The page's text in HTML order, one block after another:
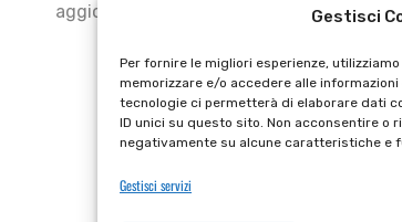
Gestisci
Per fornire le migliori esperienze,
memorizzare e/o accedere alle
tecnologie ci permetterà di elaborare dati
ID unici su questo sito. Non acconsentire o
negativamente su alcune caratteristiche e
Gestisci servizi
aggiornato